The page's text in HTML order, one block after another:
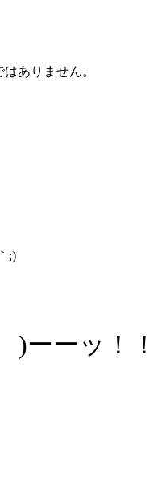
ありません。
;)
ーッ！！